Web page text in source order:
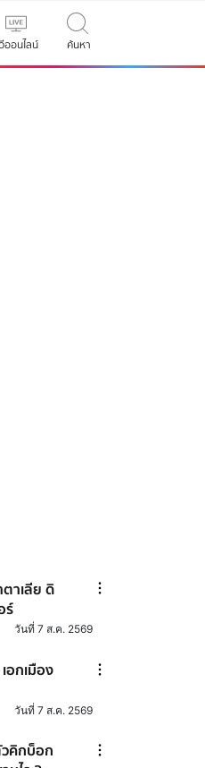
ออนไลน์ ค้นหา
าเลีย ดิ
ร์
วันที่ 7 ส.ค. 2569
อกเมือง
วันที่ 7 ส.ค. 2569
วคิกบ็อก